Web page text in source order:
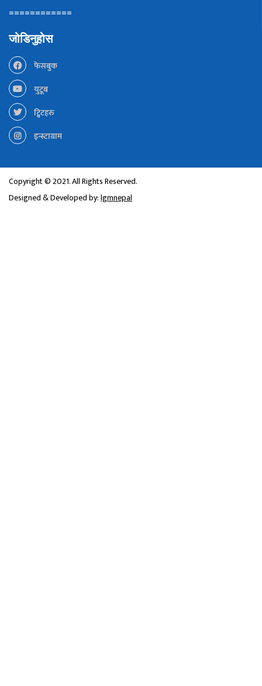
============
जोडिनुहोस
फेसबुक
युटूब
ट्विटहरु
इन्स्टाग्राम
Copyright © 2021. All Rights Reserved.
Designed & Developed by:lgmnepal